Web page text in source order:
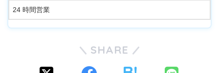
24 時間営業
SHARE